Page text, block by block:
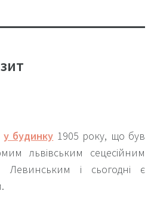
у будинку 1905 року, що був
львівським сецесійним
Левинським і сьогодні є